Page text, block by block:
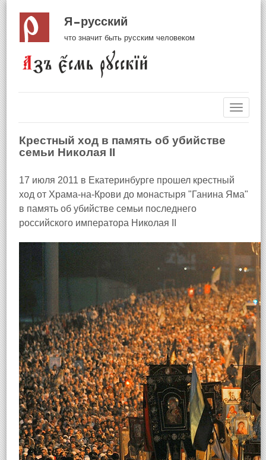
Я русский
что значит быть русским человеком
Крестный ход в память об убийстве
семьи Николая II
17 июля 2011 в Екатеринбурге прошел крестный
ход от Храма-на-Крови до монастыря "Ганина Яма"
в память об убийстве семьи последнего
российского императора Николая II